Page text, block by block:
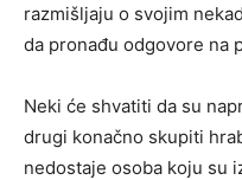
razmišljaju o svojim
da pronađu odgovore na
Neki će shvatiti da su
drugi konačno skupiti
nedostaje osoba koju su